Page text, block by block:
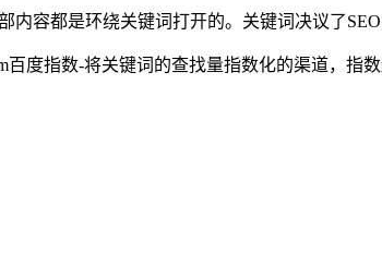
容都是环绕关键词打开的。关键词决议了SEO
百度指数-将关键词的查找量指数化的渠道，指